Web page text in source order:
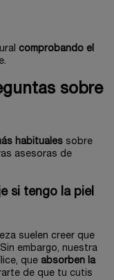
comprobando el
sobre
habituales sobre
asesoras de
si tengo la piel
suelen creer que
embargo, nuestra
que absorben la
de que tu cutis